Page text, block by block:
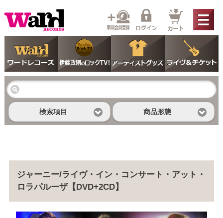
検索項目 商品形態
ジャーニー/ライヴ・イン・コンサート・アット・
ロラパルーザ【DVD+2CD】